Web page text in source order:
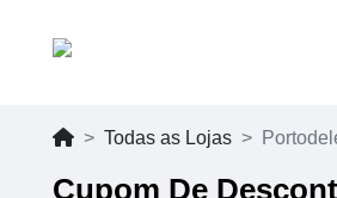
Todas as Lojas
Cupom De